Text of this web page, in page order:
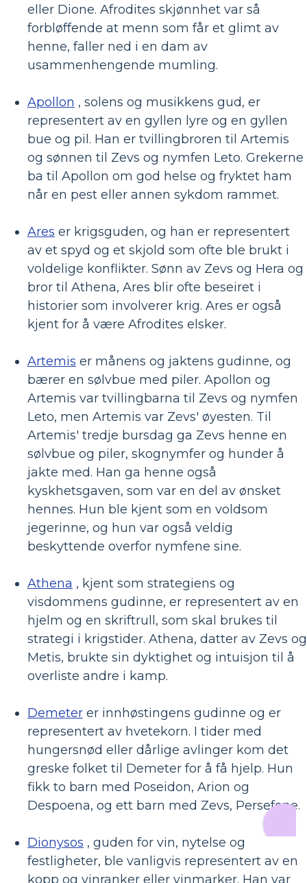
eller Dione. Afrodites skjønnhet var så
forbløffende at menn som får et glimt av
henne, faller ned i en dam av
usammenhengende mumling.
Apollon , solens og musikkens gud, er
representert av en gyllen lyre og en gyllen
bue og pil. Han er tvillingbroren til Artemis
og sønnen til Zevs og nymfen Leto. Grekerne
ba til Apollon om god helse og fryktet ham
når en pest eller annen sykdom rammet.
Ares er krigsguden, og han er representert
av et spyd og et skjold som ofte ble brukt i
voldelige konflikter. Sønn av Zevs og Hera og
bror til Athena, Ares blir ofte beseiret i
historier som involverer krig. Ares er også
kjent for å være Afrodites elsker.
Artemis er månens og jaktens gudinne, og
bærer en sølvbue med piler. Apollon og
Artemis var tvillingbarna til Zevs og nymfen
Leto, men Artemis var Zevs' øyesten. Til
Artemis' tredje bursdag ga Zevs henne en
sølvbue og piler, skognymfer og hunder å
jakte med. Han ga henne også
kyskhetsgaven, som var en del av ønsket
hennes. Hun ble kjent som en voldsom
jegerinne, og hun var også veldig
beskyttende overfor nymfene sine.
Athena , kjent som strategiens og
visdommens gudinne, er representert av en
hjelm og en skriftrull, som skal brukes til
strategi i krigstider. Athena, datter av Zevs og
Metis, brukte sin dyktighet og intuisjon til å
overliste andre i kamp.
Demeter er innhøstingens gudinne og er
representert av hvetekorn. I tider med
hungersnød eller dårlige avlinger kom det
greske folket til Demeter for å få hjelp. Hun
fikk to barn med Poseidon, Arion og
Despoena, og ett barn med Zevs, Persefone.
Dionysos , guden for vin, nytelse og
festligheter, ble vanligvis representert av en
kopp og vinranker eller vinmarker. Han var